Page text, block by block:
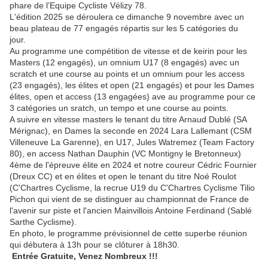
phare de l’Equipe Cycliste Vélizy 78.
L'édition 2025 se déroulera ce dimanche 9 novembre avec un
beau plateau de 77 engagés répartis sur les 5 catégories du
jour.
Au programme une compétition de vitesse et de keirin pour les
Masters (12 engagés), un omnium U17 (8 engagés) avec un
scratch et une course au points et un omnium pour les access
(23 engagés), les élites et open (21 engagés) et pour les Dames
élites, open et access (13 engagées) ave au programme pour ce
3 catégories un sratch, un tempo et une course au points.
A suivre en vitesse masters le tenant du titre Arnaud Dublé (SA
Mérignac), en Dames la seconde en 2024 Lara Lallemant (CSM
Villeneuve La Garenne), en U17, Jules Watremez (Team Factory
80), en access Nathan Dauphin (VC Montigny le Bretonneux)
4ème de l'épreuve élite en 2024 et notre coureur Cédric Fournier
(Dreux CC) et en élites et open le tenant du titre Noé Roulot
(C'Chartres Cyclisme, la recrue U19 du C'Chartres Cyclisme Tilio
Pichon qui vient de se distinguer au championnat de France de
l'avenir sur piste et l'ancien Mainvillois Antoine Ferdinand (Sablé
Sarthe Cyclisme).
En photo, le programme prévisionnel de cette superbe réunion
qui débutera à 13h pour se clôturer à 18h30.
Entrée Gratuite, Venez Nombreux !!!